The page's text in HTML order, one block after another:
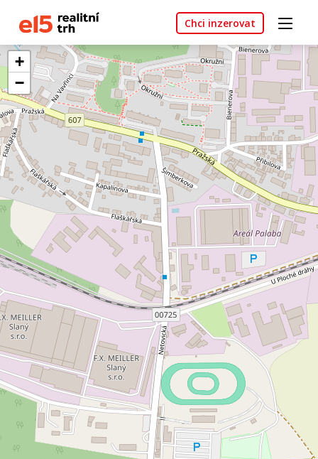
Chci inzerovat
+
−